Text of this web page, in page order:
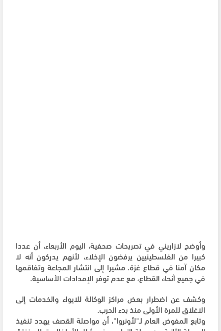
وأوضح لازاريني في تصريحات صحفية، اليوم الأربعاء، أن عددا
كبيرا من الفلسطينيين يرفضون الإخلاء، لأنهم يدركون أنه لا
مكان آمنا في قطاع غزة، مشيرا إلى انتشار المجاعة وتفاقمها
في جميع أنحاء القطاع، مع عدم توفر الإمدادات الأساسية.
وكشف عن اضطرار بعض مراكز الوكالة للايواء والخدمات إلى
الاغلاق للمرة الأولى منذ بدء الحرب.
وتابع المفوض العام لـ"لأونروا"، أن مواصلة القصف يهدد تنفيذ